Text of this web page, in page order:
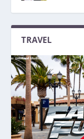
TRAVEL